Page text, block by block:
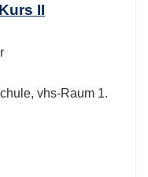
II
vhs-Raum 1.